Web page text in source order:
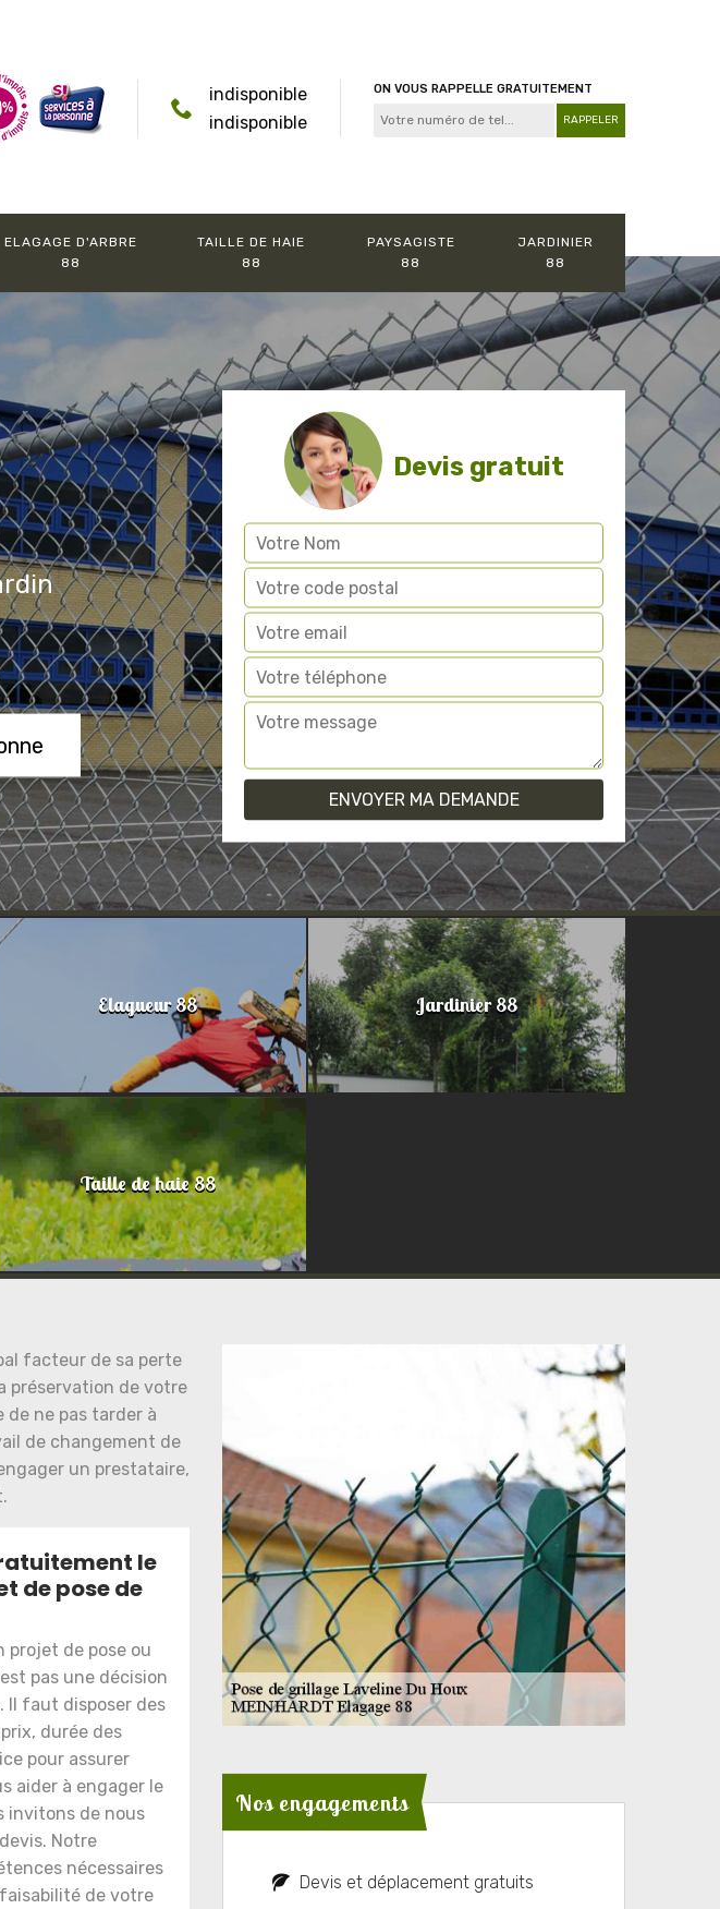
indisponible
indisponible
ON VOUS RAPPELLE GRATUITEMENT
ELAGAGE D'ARBRE
88
TAILLE DE HAIE
88
PAYSAGISTE
88
JARDINIER
88
Devis gratuit
Elagueur 88 Jardinier 88
Taille de haie 88
facteur de sa perte
préservation de votre
ne pas tarder à
de changement de
un prestataire,
le
de pose de
projet de pose ou
pas une décision
Il faut disposer des
durée des
pour assurer
aider à engager le
invitons de nous
Notre
nécessaires
de votre
Nos engagements
Devis et déplacement gratuits